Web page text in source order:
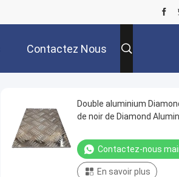
Contactez Nous
Double aluminium
de noir de Diamond
Contactez-nous
En savoir plus